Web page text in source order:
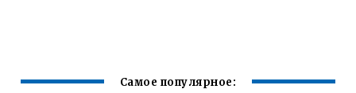
Самое популярное: